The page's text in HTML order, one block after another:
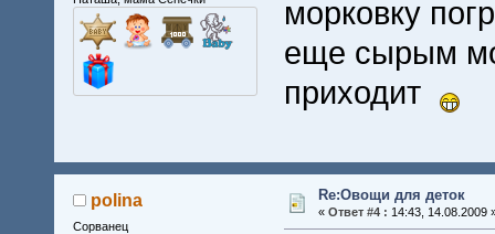
морковку
еще сырым
приходит
polina
Сорванец
Re:Овощи для деток
« Ответ #4 : 14:43, 14.08.2009